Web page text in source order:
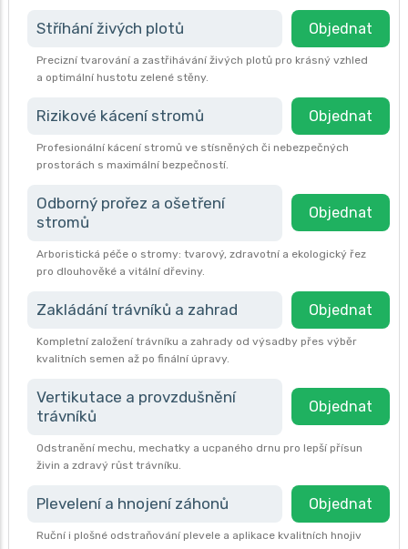
Stříhání živých plotů Objednat
Precizní tvarování a zastřihávání živých plotů pro krásný vzhled
a optimální hustotu zelené stěny.
Rizikové kácení stromů Objednat
Profesionální kácení stromů ve stísněných či nebezpečných
prostorách s maximální bezpečností.
Odborný prořez a ošetření
stromů
Objednat
Arboristická péče o stromy: tvarový, zdravotní a ekologický řez
pro dlouhověké a vitální dřeviny.
Zakládání trávníků a zahrad Objednat
Kompletní založení trávníku a zahrady od výsadby přes výběr
kvalitních semen až po finální úpravy.
Vertikutace a provzdušnění
trávníků
Objednat
Odstranění mechu, mechatky a ucpaného drnu pro lepší přísun
živin a zdravý růst trávníku.
Plevelení a hnojení záhonů Objednat
Ruční i plošné odstraňování plevele a aplikace kvalitních hnojiv